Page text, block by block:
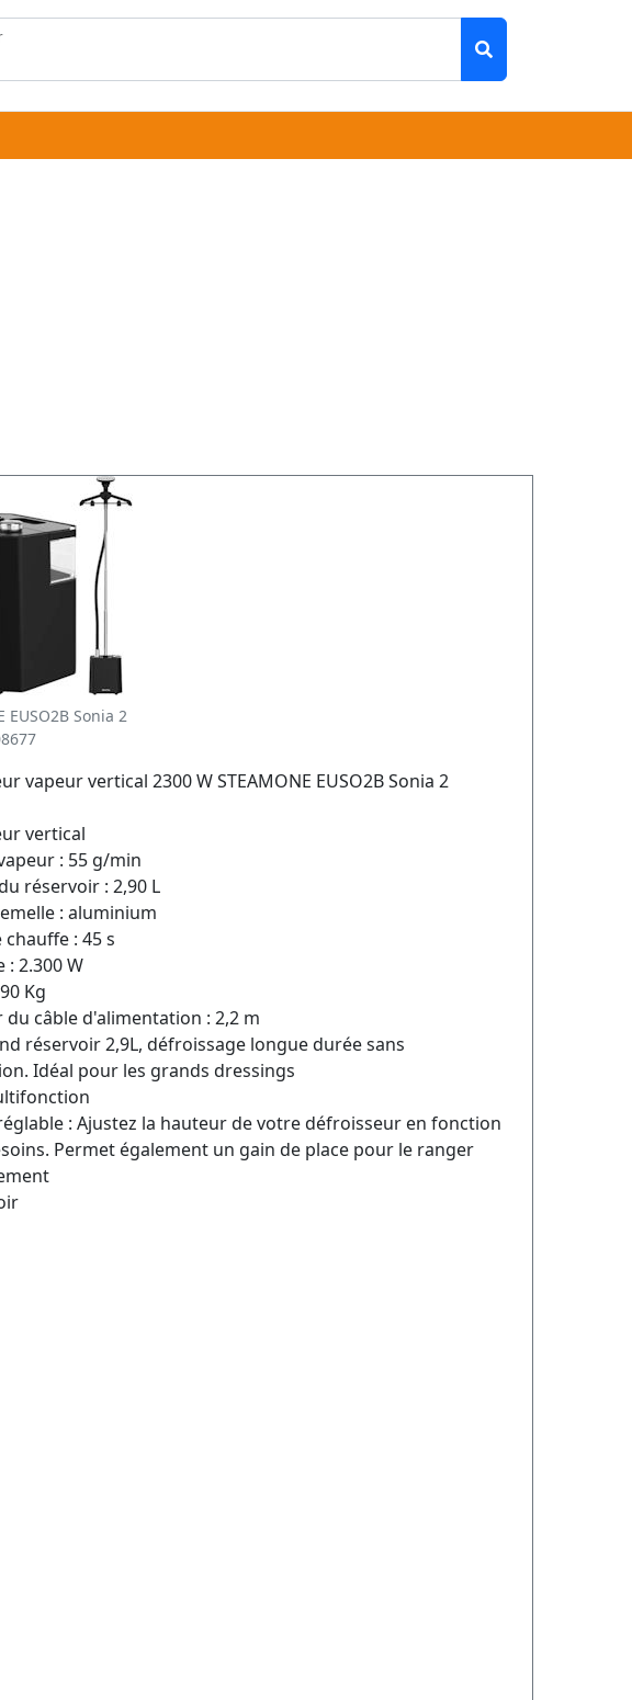
EUSO2B Sonia 2
vapeur vertical 2300 W STEAMONE EUSO2B Sonia 2
vertical
: 55 g/min
réservoir : 2,90 L
: aluminium
chauffe : 45 s
: 2.300 W
Kg
du câble d'alimentation : 2,2 m
réservoir 2,9L, défroissage longue durée sans
Idéal pour les grands dressings
: Ajustez la hauteur de votre défroisseur en fonction
Permet également un gain de place pour le ranger